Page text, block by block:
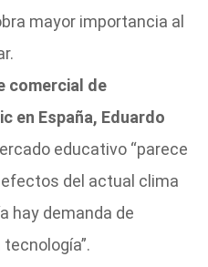
mayor importancia al
comercial de
en España, Eduardo
educativo “parece
del actual clima
hay demanda de